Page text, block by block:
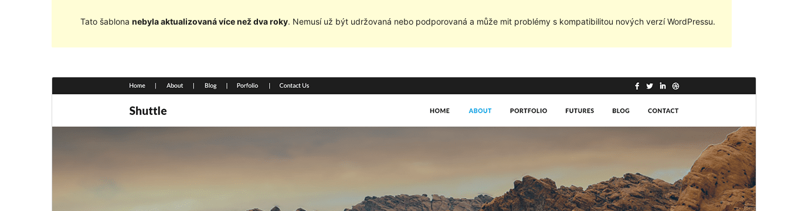
Tato šablona nebyla aktualizovaná více než dva roky. Nemusí už být udržovaná nebo podporovaná a může mit problémy s kompatibilitou nových verzí WordPressu.
1.0.3
Poslední aktualizace
21. 5. 2024
Aktivní instalace
70+
Verze WordPressu
5.0